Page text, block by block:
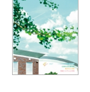
資料の料金の
お支払いについて
テレメール
お支払いサイト